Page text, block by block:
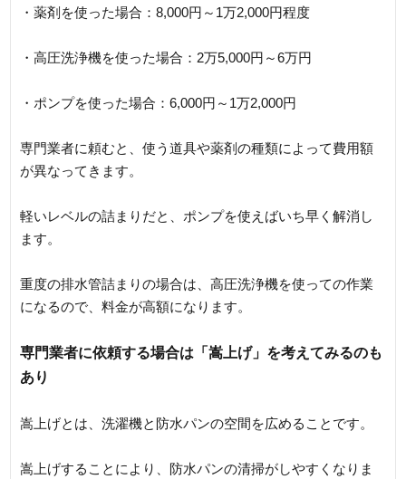
・薬剤を使った場合：8,000円～1万2,000円程度
・高圧洗浄機を使った場合：2万5,000円～6万円
・ポンプを使った場合：6,000円～1万2,000円
専門業者に頼むと、使う道具や薬剤の種類によって費用額
が異なってきます。
軽いレベルの詰まりだと、ポンプを使えばいち早く解消し
ます。
重度の排水管詰まりの場合は、高圧洗浄機を使っての作業
になるので、料金が高額になります。
専門業者に依頼する場合は「嵩上げ」を考えてみるのも
あり
嵩上げとは、洗濯機と防水パンの空間を広めることです。
嵩上げすることにより、防水パンの清掃がしやすくなりま